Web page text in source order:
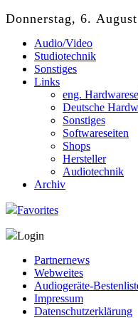
Donnerstag, 6.
Audio/Video
Studiotechnik
Sonstiges
Links
eng.
Deutsche
Sonstiges
Softwareseiten
Shops
Hersteller
Audiotechnik
Archiv
Favorites
Login
Partnernews
Webweites
Audiogeräte-
Impressum
Datenschutzerklärung